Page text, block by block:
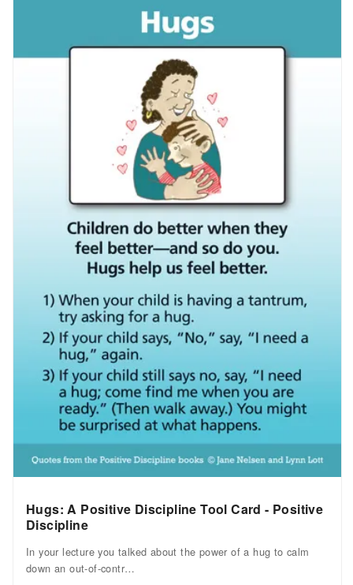
Hugs: A Positive Discipline Tool Card - Positive
Discipline
In your lecture you talked about the power of a hug to calm
down an out-of-contr…